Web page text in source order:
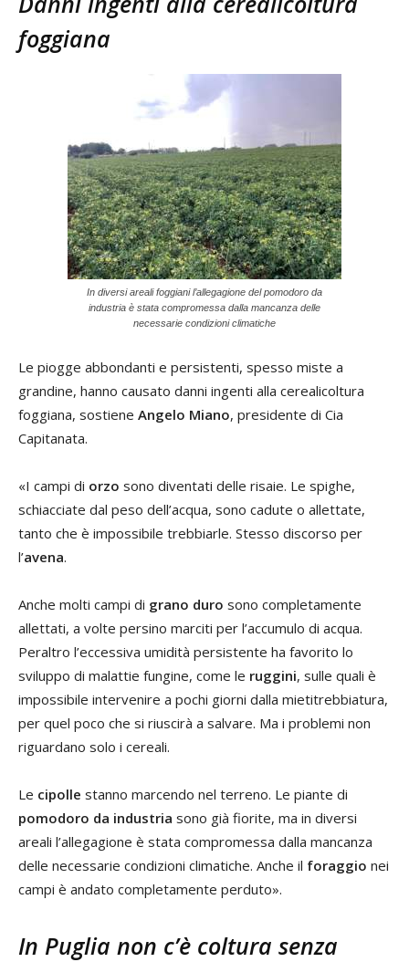
foggiana
In diversi areali foggiani l’allegagione del pomodoro da
industria è stata compromessa dalla mancanza delle
necessarie condizioni climatiche
Le piogge abbondanti e persistenti, spesso miste a
grandine, hanno causato danni ingenti alla cerealicoltura
foggiana, sostiene Angelo Miano, presidente di Cia
Capitanata.
«I campi di orzo sono diventati delle risaie. Le spighe,
schiacciate dal peso dell’acqua, sono cadute o allettate,
tanto che è impossibile trebbiarle. Stesso discorso per
l’avena.
Anche molti campi di grano duro sono completamente
allettati, a volte persino marciti per l’accumulo di acqua.
Peraltro l’eccessiva umidità persistente ha favorito lo
sviluppo di malattie fungine, come le ruggini, sulle quali è
impossibile intervenire a pochi giorni dalla mietitrebbiatura,
per quel poco che si riuscirà a salvare. Ma i problemi non
riguardano solo i cereali.
Le cipolle stanno marcendo nel terreno. Le piante di
pomodoro da industria sono già fiorite, ma in diversi
areali l’allegagione è stata compromessa dalla mancanza
delle necessarie condizioni climatiche. Anche il foraggio nei
campi è andato completamente perduto».
In Puglia non c’è coltura senza